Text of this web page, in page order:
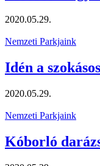
2020.05.29.
Nemzeti Parkjaink
Idén a
2020.05.29.
Nemzeti Parkjaink
Kóborló